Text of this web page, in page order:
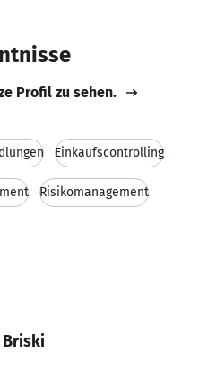
Profil zu sehen.
Einkaufscontrolling
Risikomanagement
Briski